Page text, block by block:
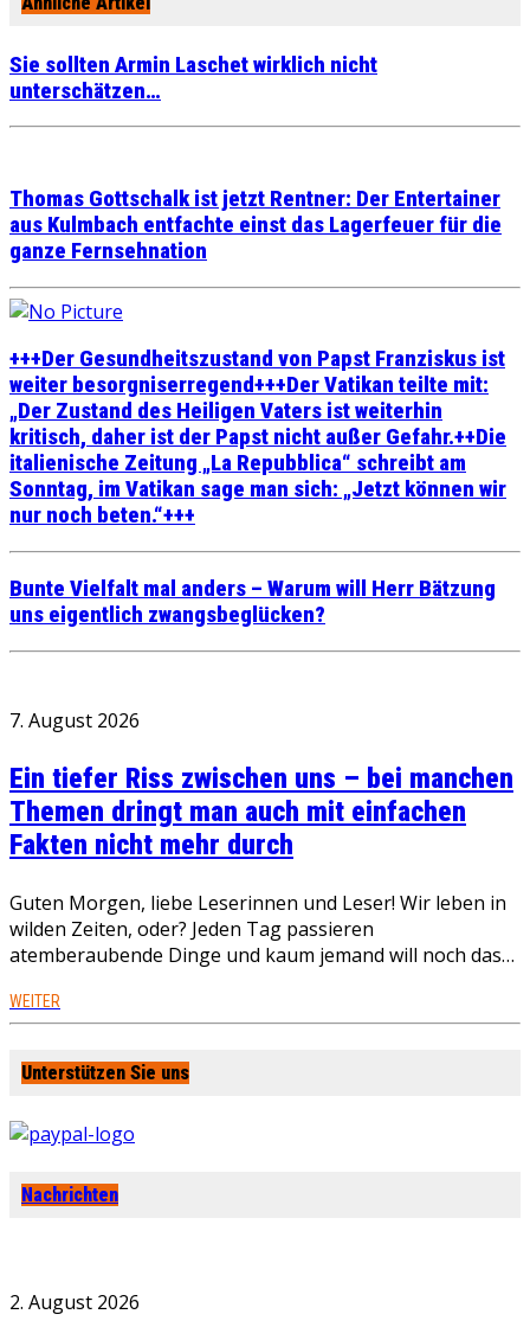
Sie sollten Armin Laschet wirklich nicht
unterschätzen…
Thomas Gottschalk ist jetzt Rentner: Der Entertainer
aus Kulmbach entfachte einst das Lagerfeuer für die
ganze Fernsehnation
+++Der Gesundheitszustand von Papst Franziskus ist
weiter besorgniserregend+++Der Vatikan teilte mit:
„Der Zustand des Heiligen Vaters ist weiterhin
kritisch, daher ist der Papst nicht außer Gefahr.++Die
italienische Zeitung „La Repubblica“ schreibt am
Sonntag, im Vatikan sage man sich: „Jetzt können wir
nur noch beten.“+++
Bunte Vielfalt mal anders – Warum will Herr Bätzung
uns eigentlich zwangsbeglücken?
7. August 2026
Ein tiefer Riss zwischen uns – bei manchen
Themen dringt man auch mit einfachen
Fakten nicht mehr durch
Guten Morgen, liebe Leserinnen und Leser! Wir leben in
wilden Zeiten, oder? Jeden Tag passieren
atemberaubende Dinge und kaum jemand will noch das…
WEITER
Unterstützen Sie uns
Nachrichten
2. August 2026